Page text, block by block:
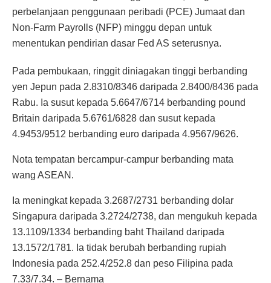
perbelanjaan penggunaan peribadi (PCE) Jumaat dan
Non-Farm Payrolls (NFP) minggu depan untuk
menentukan pendirian dasar Fed AS seterusnya.
Pada pembukaan, ringgit diniagakan tinggi berbanding
yen Jepun pada 2.8310/8346 daripada 2.8400/8436 pada
Rabu. Ia susut kepada 5.6647/6714 berbanding pound
Britain daripada 5.6761/6828 dan susut kepada
4.9453/9512 berbanding euro daripada 4.9567/9626.
Nota tempatan bercampur-campur berbanding mata
wang ASEAN.
Ia meningkat kepada 3.2687/2731 berbanding dolar
Singapura daripada 3.2724/2738, dan mengukuh kepada
13.1109/1334 berbanding baht Thailand daripada
13.1572/1781. Ia tidak berubah berbanding rupiah
Indonesia pada 252.4/252.8 dan peso Filipina pada
7.33/7.34. – Bernama